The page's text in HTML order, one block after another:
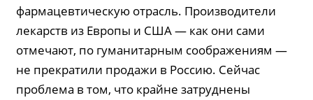
фармацевтическую отрасль. Производители
лекарств из Европы и США — как они сами
отмечают, по гуманитарным соображениям —
не прекратили продажи в Россию. Сейчас
проблема в том, что крайне затруднены